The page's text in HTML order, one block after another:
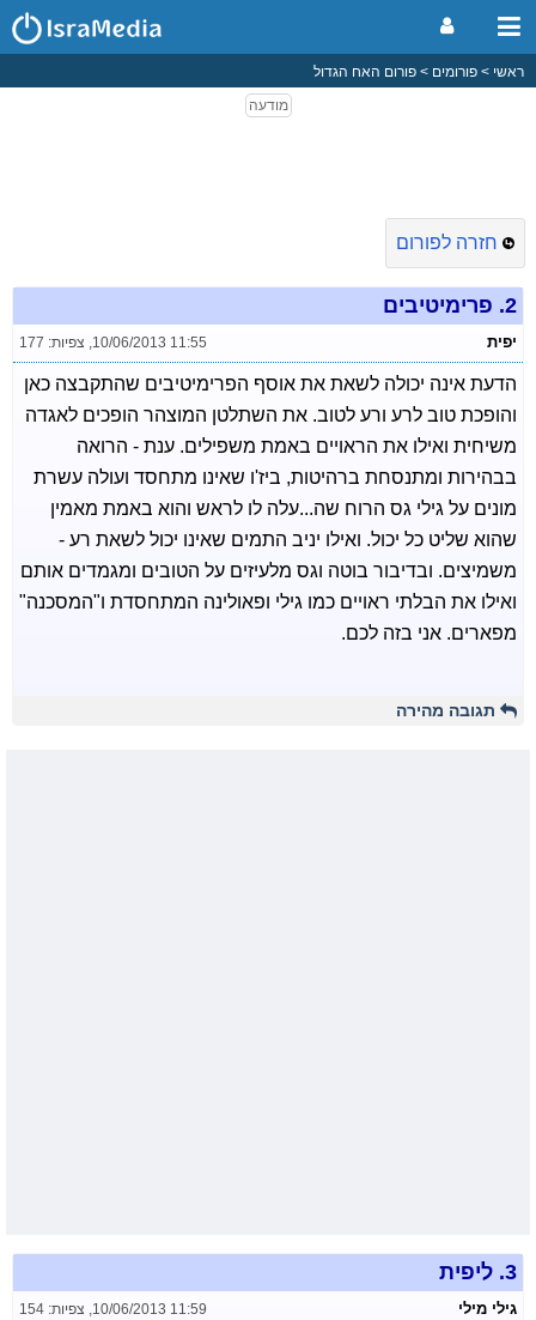
ראשי פורומים פורום האח הגדול
חזרה לפורום
2. פרימיטיבים
יפית 10/06/2013 11:55
, צפיות: 177
הדעת אינה יכולה לשאת את אוסף הפרימיטיבים שהתקבצה כאן
והופכת טוב לרע ורע לטוב. את השתלטן המוצהר הופכים לאגדה
משיחית ואילו את הראויים באמת משפילים. ענת - הרואה
בבהירות ומתנסחת ברהיטות, ביז'ו שאינו מתחסד ועולה עשרת
מונים על גילי גס הרוח שה...עלה לו לראש והוא באמת מאמין
שהוא שליט כל יכול. ואילו יניב התמים שאינו יכול לשאת רע -
משמיצים. ובדיבור בוטה וגס מלעיזים על הטובים ומגמדים אותם
ואילו את הבלתי ראויים כמו גילי ופאולינה המתחסדת ו"המסכנה"
מפארים. אני בזה לכם.
תגובה מהירה
3. ליפית
גילי מילי 10/06/2013 11:59
, צפיות: 154